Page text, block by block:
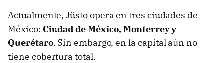
Actualmente, Jüsto opera en tres ciudades de
México: Ciudad de México, Monterrey y
Querétaro. Sin embargo, en la capital aún no
tiene cobertura total.